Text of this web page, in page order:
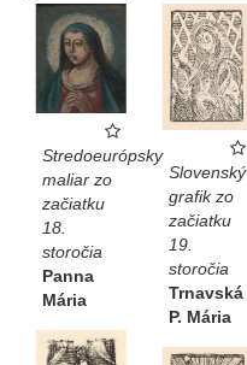
Stredoeurópsky
maliar zo
začiatku
18.
storočia
Panna
Mária
Slovenský
grafik zo
začiatku
19.
storočia
Trnavská
P. Mária